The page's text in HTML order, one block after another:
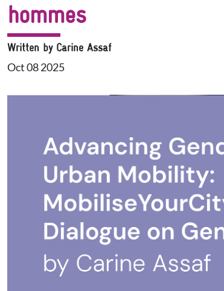
hommes
Written by Carine Assaf
Oct 08 2025